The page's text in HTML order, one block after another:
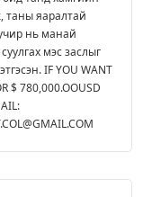
таны яаралтай
нь манай
мэс заслыг
IF YOU WANT
$ 780,000.OOUSD